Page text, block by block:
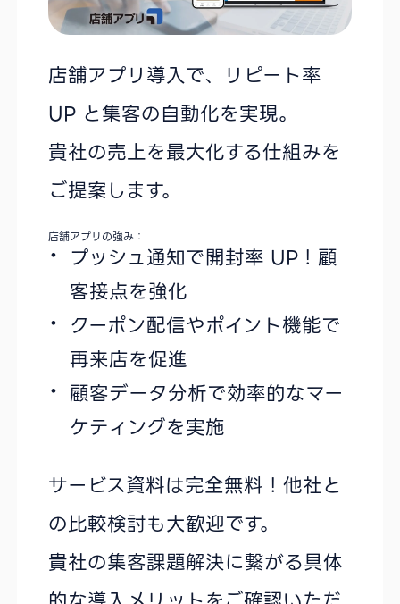
店舗アプリ導入で、リピート率
UP と集客の自動化を実現。
貴社の売上を最大化する仕組みを
ご提案します。
店舗アプリの強み：
プッシュ通知で開封率 UP！顧
客接点を強化
クーポン配信やポイント機能で
再来店を促進
顧客データ分析で効率的なマー
ケティングを実施
サービス資料は完全無料！他社と
の比較検討も大歓迎です。
貴社の集客課題解決に繋がる具体